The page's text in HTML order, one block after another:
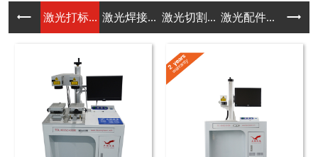
激光打标... 激光焊接... 激光切割... 激光配件...